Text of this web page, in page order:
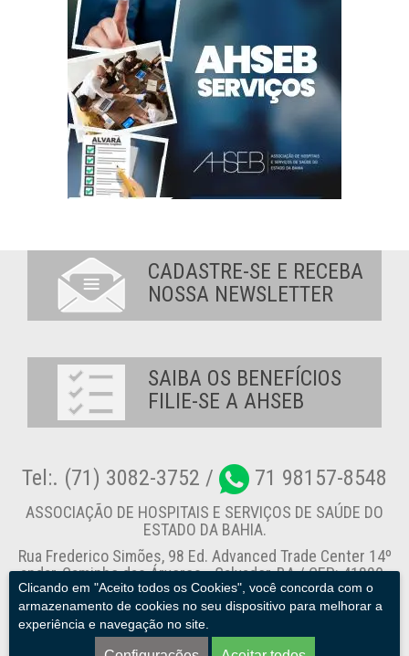
Clicando em "Aceito todos os Cookies", você concorda com o
armazenamento de cookies no seu dispositivo para melhorar a
experiência e navegação no site.
CADASTRE-SE E RECEBA
NOSSA NEWSLETTER
SAIBA OS BENEFÍCIOS
FILIE-SE A AHSEB
Tel:. (71) 3082-3752 / 71 98157-8548
ASSOCIAÇÃO DE HOSPITAIS E SERVIÇOS DE SAÚDE DO
ESTADO DA BAHIA.
Rua Frederico Simões, 98 Ed. Advanced Trade Center 14º
andar, Caminho das Árvores - Salvador-BA / CEP: 41820-
774
Canal de Denúncia